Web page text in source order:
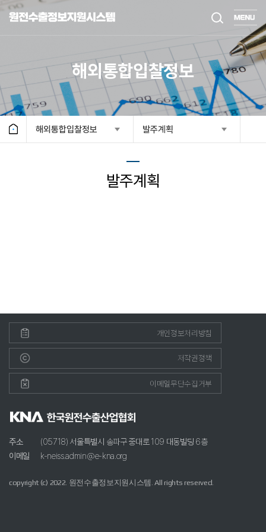
해외통합입찰정보
해외통합입찰정보 발주계획
발주계획
개인정보처리방침
저작권정책
이메일무단수집거부
주소
(05718) 서울특별시 송파구 중대로 109 대동빌딩 6층
이메일
k-neiss.admin@e-kna.org
copyright (c) 2022. 원전수출정보지원시스템. All rights reserved.